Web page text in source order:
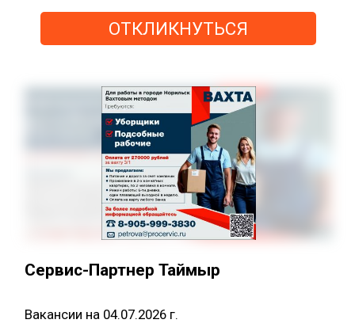
ОТКЛИКНУТЬСЯ
Сервис-Партнер Таймыр
Вакансии на 04.07.2026 г.